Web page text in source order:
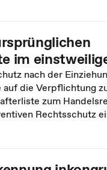
im
nach der
auf die Verpflichtung
zum
Rechtsschutz